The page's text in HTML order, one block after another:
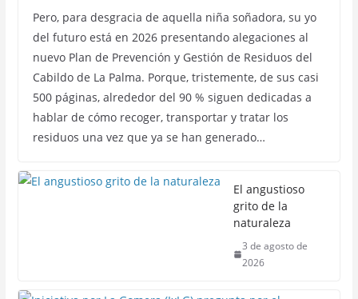
Pero, para desgracia de aquella niña soñadora, su yo
del futuro está en 2026 presentando alegaciones al
nuevo Plan de Prevención y Gestión de Residuos del
Cabildo de La Palma. Porque, tristemente, de sus casi
500 páginas, alrededor del 90 % siguen dedicadas a
hablar de cómo recoger, transportar y tratar los
residuos una vez que ya se han generado…
El angustioso
grito de la
naturaleza
3 de agosto de
2026